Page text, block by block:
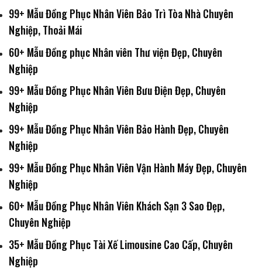
99+ Mẫu Đồng Phục Nhân Viên Bảo Trì Tòa Nhà Chuyên
Nghiệp, Thoải Mái
60+ Mẫu Đồng phục Nhân viên Thư viện Đẹp, Chuyên
Nghiệp
99+ Mẫu Đồng Phục Nhân Viên Bưu Điện Đẹp, Chuyên
Nghiệp
99+ Mẫu Đồng Phục Nhân Viên Bảo Hành Đẹp, Chuyên
Nghiệp
99+ Mẫu Đồng Phục Nhân Viên Vận Hành Máy Đẹp, Chuyên
Nghiệp
60+ Mẫu Đồng Phục Nhân Viên Khách Sạn 3 Sao Đẹp,
Chuyên Nghiệp
35+ Mẫu Đồng Phục Tài Xế Limousine Cao Cấp, Chuyên
Nghiệp